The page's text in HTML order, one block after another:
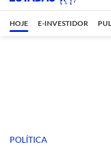
HOJE E-INVESTIDOR
POLÍTICA